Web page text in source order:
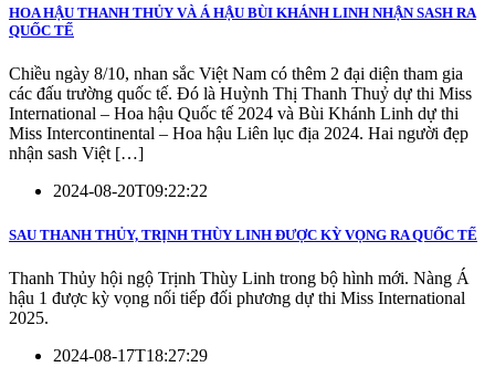
HOA HẬU THANH THỦY VÀ Á HẬU BÙI KHÁNH LINH NHẬN SASH RA
QUỐC TẾ
Chiều ngày 8/10, nhan sắc Việt Nam có thêm 2 đại diện tham gia
các đấu trường quốc tế. Đó là Huỳnh Thị Thanh Thuỷ dự thi Miss
International – Hoa hậu Quốc tế 2024 và Bùi Khánh Linh dự thi
Miss Intercontinental – Hoa hậu Liên lục địa 2024. Hai người đẹp
nhận sash Việt […]
2024-08-20T09:22:22
SAU THANH THỦY, TRỊNH THÙY LINH ĐƯỢC KỲ VỌNG RA QUỐC TẾ
Thanh Thủy hội ngộ Trịnh Thùy Linh trong bộ hình mới. Nàng Á
hậu 1 được kỳ vọng nối tiếp đối phương dự thi Miss International
2025.
2024-08-17T18:27:29